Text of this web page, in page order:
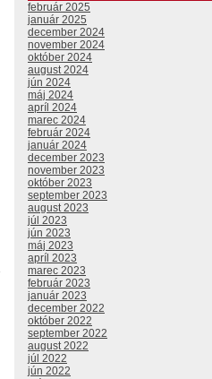
február 2025
január 2025
december 2024
november 2024
október 2024
august 2024
jún 2024
máj 2024
apríl 2024
marec 2024
február 2024
január 2024
december 2023
november 2023
október 2023
september 2023
august 2023
júl 2023
jún 2023
máj 2023
apríl 2023
marec 2023
február 2023
január 2023
december 2022
október 2022
september 2022
august 2022
júl 2022
jún 2022